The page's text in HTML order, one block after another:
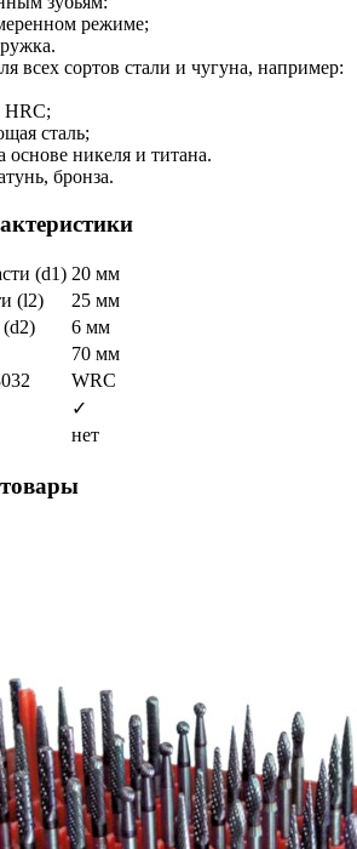
режиме;
всех сортов стали и чугуна, например:
HRC;
сталь;
основе никеля и титана.
бронза.
(d1) 20 мм
(l2)
25 мм
(d2)
6 мм
70 мм
WRC
✓
нет